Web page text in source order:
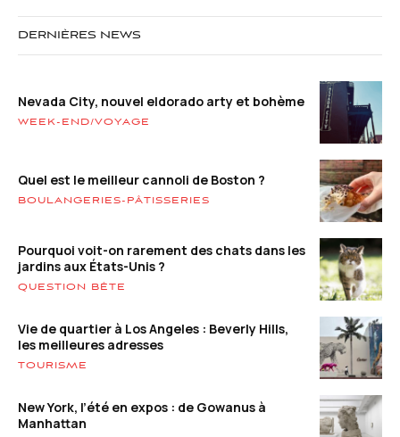
DERNIÈRES NEWS
Nevada City, nouvel eldorado arty et bohème
WEEK-END/VOYAGE
Quel est le meilleur cannoli de Boston ?
BOULANGERIES-PÂTISSERIES
Pourquoi voit-on rarement des chats dans les
jardins aux États-Unis ?
QUESTION BÊTE
Vie de quartier à Los Angeles : Beverly Hills,
les meilleures adresses
TOURISME
New York, l’été en expos : de Gowanus à
Manhattan